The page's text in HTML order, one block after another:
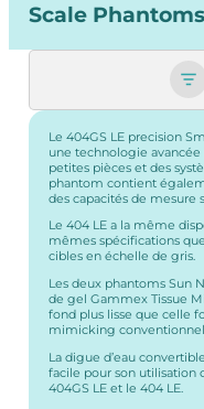
Scale
Le 404GS LE precision
une technologie
petites pièces et des
phantom contient
des capacités de mesure
Le 404 LE a la même
mêmes spécifications
cibles en échelle de gris.
Les deux phantoms Sun
de gel Gammex Tissue
fond plus lisse que celle
mimicking
La digue d’eau
facile pour son utilisation
404GS LE et le 404 LE.